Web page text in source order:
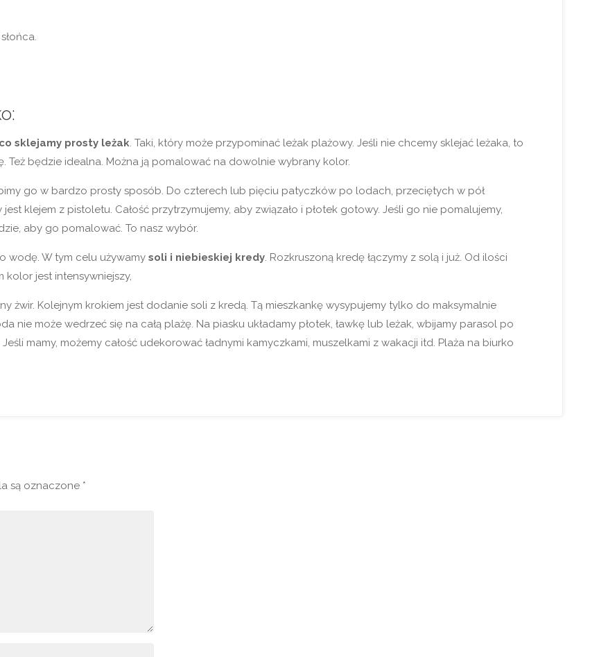
sklejamy prosty leżak. Taki, który może przypominać leżak plażowy. Jeśli nie chcemy sklejać leżaka, to
Też będzie idealna. Można ją pomalować na dowolnie wybrany kolor.
go w bardzo prosty sposób. Do czterech lub pięciu patyczków po lodach, przeciętych w pół
klejem z pistoletu. Całość przytrzymujemy, aby związało i płotek gotowy. Jeśli go nie pomalujemy,
aby go pomalować. To nasz wybór.
wodę. W tym celu używamy soli i niebieskiej kredy. Rozkruszoną kredę łączymy z solą i już. Od ilości
kolor jest intensywniejszy,
żwir. Kolejnym krokiem jest dodanie soli z kredą. Tą mieszkankę wysypujemy tylko do maksymalnie
nie może wedrzeć się na całą plażę. Na piasku układamy płotek, ławkę lub leżak, wbijamy parasol po
mamy, możemy całość udekorować ładnymi kamyczkami, muszelkami z wakacji itd. Plaża na biurko
są oznaczone *